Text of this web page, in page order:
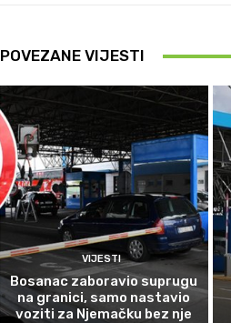
POVEZANE VIJESTI
VIJESTI
Bosanac zaboravio suprugu
na granici, samo nastavio
voziti za Njemačku bez nje